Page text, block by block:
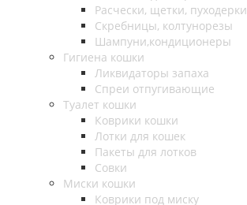
Расчески, щетки, пуходерки
Скребницы, колтунорезы
Шампуни,кондиционеры
Гигиена кошки
Ликвидаторы запаха
Спреи отпугивающие
Туалет кошки
Коврики кошки
Лотки для кошек
Пакеты для лотков
Совки
Миски кошки
Коврики под миску